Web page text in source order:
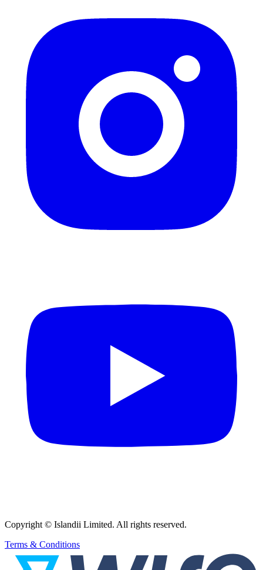
Copyright © Islandii Limited. All rights reserved.
Terms & Conditions